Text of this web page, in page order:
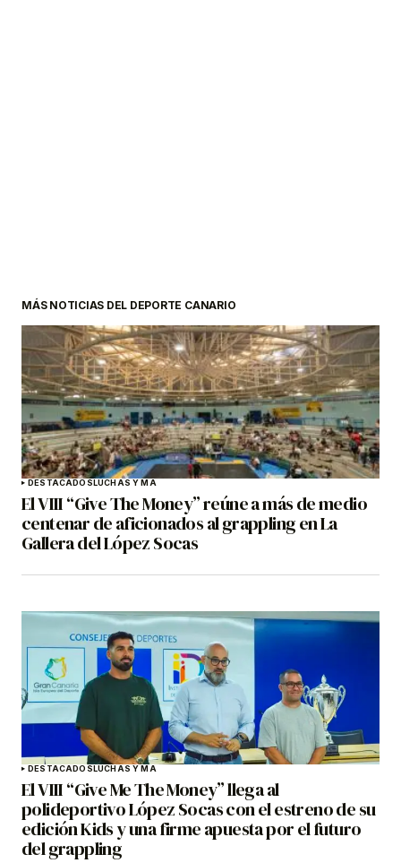
MÁS NOTICIAS DEL DEPORTE CANARIO
DESTACADOSLUCHAS Y MA
El VIII “Give The Money” reúne a más de medio
centenar de aficionados al grappling en La
Gallera del López Socas
DESTACADOSLUCHAS Y MA
El VIII “Give Me The Money” llega al
polideportivo López Socas con el estreno de su
edición Kids y una firme apuesta por el futuro
del grappling